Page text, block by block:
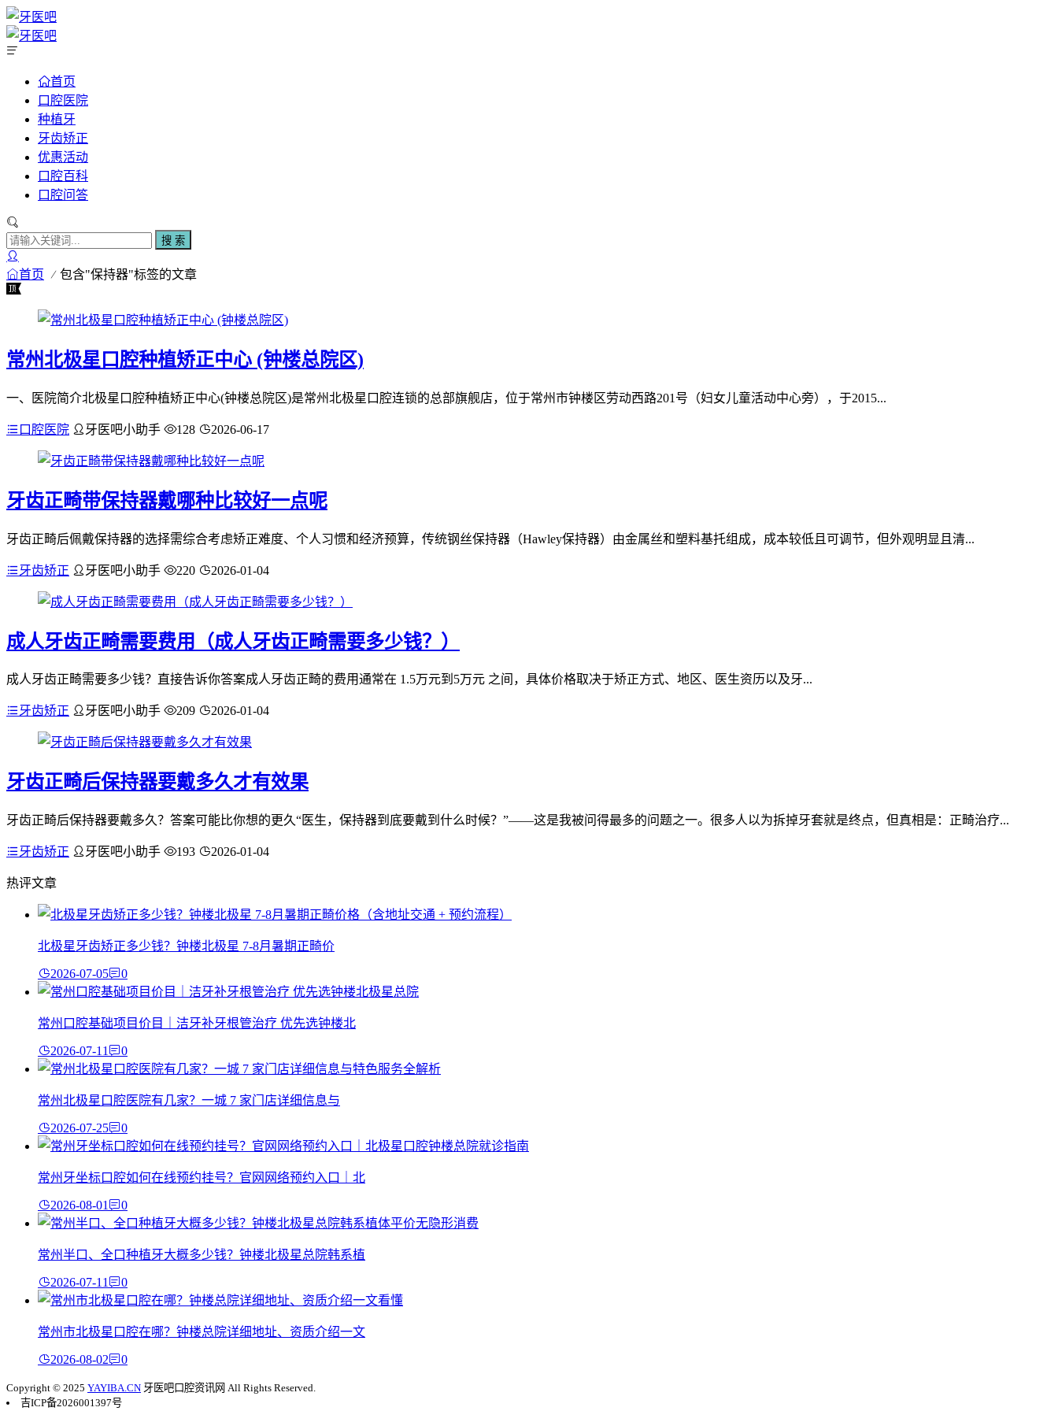
首页
口腔医院
种植牙
牙齿矫正
优惠活动
口腔百科
口腔问答
搜 索
首页 包含"保持器"标签的文章
常州北极星口腔种植矫正中心 (钟楼总院区)
一、医院简介北极星口腔种植矫正中心(钟楼总院区)是常州北极星口腔连锁的总部旗舰店，位于常州市钟楼区劳动西路201号（妇女儿童活动中心旁），于2015...
口腔医院 牙医吧小助手 128 2026-06-17
牙齿正畸带保持器戴哪种比较好一点呢
牙齿正畸后佩戴保持器的选择需综合考虑矫正难度、个人习惯和经济预算，传统钢丝保持器（Hawley保持器）由金属丝和塑料基托组成，成本较低且可调节，但外观明显且清...
牙齿矫正 牙医吧小助手 220 2026-01-04
成人牙齿正畸需要费用（成人牙齿正畸需要多少钱？）
成人牙齿正畸需要多少钱？直接告诉你答案成人牙齿正畸的费用通常在 1.5万元到5万元 之间，具体价格取决于矫正方式、地区、医生资历以及牙...
牙齿矫正 牙医吧小助手 209 2026-01-04
牙齿正畸后保持器要戴多久才有效果
牙齿正畸后保持器要戴多久？答案可能比你想的更久“医生，保持器到底要戴到什么时候？”——这是我被问得最多的问题之一。很多人以为拆掉牙套就是终点，但真相是：正畸治疗...
牙齿矫正 牙医吧小助手 193 2026-01-04
热评文章
北极星牙齿矫正多少钱？钟楼北极星 7-8月暑期正畸价
2026-07-05 0
常州口腔基础项目价目｜洁牙补牙根管治疗 优先选钟楼北
2026-07-11 0
常州北极星口腔医院有几家？一城 7 家门店详细信息与
2026-07-25 0
常州牙坐标口腔如何在线预约挂号？官网网络预约入口｜北
2026-08-01 0
常州半口、全口种植牙大概多少钱？钟楼北极星总院韩系植
2026-07-11 0
常州市北极星口腔在哪？钟楼总院详细地址、资质介绍一文
2026-08-02 0
Copyright © 2025 YAYIBA.CN 牙医吧口腔资讯网 All Rights Reserved.
吉ICP备2026001397号